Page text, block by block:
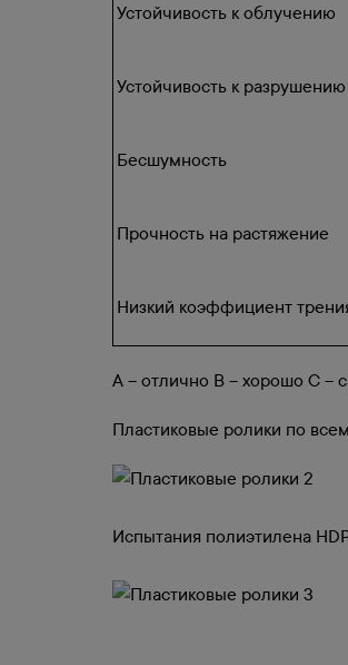
Устойчивость к облучению
Устойчивость к
Бесшумность
Прочность на растяжение
Низкий коэффициент
А – отлично В – хорошо С –
Пластиковые ролики по
Испытания полиэтилена